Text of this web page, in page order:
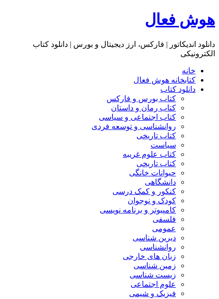
هوش فعال
دانلود اندیکاتور | فارکس، ارز دیجیتال و بورس | دانلود کتاب
الکترونیکی
خانه
کتابخانه هوش فعال
دانلود کتاب
کتاب بورس و فارکس
کتاب رمان و داستان
کتاب اجتماعی و سیاسی
روانشناسی و توسعه فردی
کتاب تاریخی
سیاست
کتاب علوم غریبه
کتاب تاریخی
حیوانات خانگی
دانشگاهی
کنکور و کمک‌ درسی
کودک و نوجوان
کامپیوتر و برنامه نویسی
فلسفی
عمومی
دیرین شناسی
روانشناسی
زبان های خارجی
زمین شناسی
زیست شناسی
علوم اجتماعی
فیزیک و شیمی